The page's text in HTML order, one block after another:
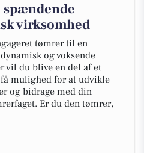
spændende
virksomhed
tømrer til en
og voksende
vil du blive en del af et
mulighed for at udvikle
og bidrage med din
Er du den tømrer,